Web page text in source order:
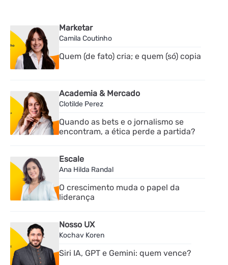
Marketar
Camila Coutinho
Quem (de fato) cria; e quem (só) copia
Academia & Mercado
Clotilde Perez
Quando as bets e o jornalismo se
encontram, a ética perde a partida?
Escale
Ana Hilda Randal
O crescimento muda o papel da
liderança
Nosso UX
Kochav Koren
Siri IA, GPT e Gemini: quem vence?